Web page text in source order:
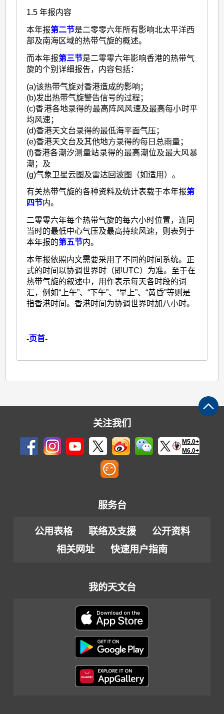
1.5 年报内容
本年报第二节是二零零六年所有影响北太平洋西
部及南海区域的热带气旋的概述。
而本年报第三节是二零零六年影响香港的热带气
旋的个别详细报告，内容包括：
(a)该热带气旋对香港造成的影响；
(b)发出热带气旋警告信号的过程；
(c)香港各地录得的最高阵风风速及最高每小时平
均风速；
(d)香港天文台录得的最低海平面气压；
(e)香港天文台及其他地方录得的每日总雨量；
(f)香港各潮汐测量站录得的最高潮位及最大风暴
潮；及
(g)气象卫星云图及雷达回波图（如适用）。
有关热带气旋的各种资料及统计表载于本年报第
四节内。
二零零六年每个热带气旋的每六小时位置，连同
当时的最低中心气压及最高持续风速，则表列于
本年报的第五节内。
本年报依照内文需要采用了不同的时间系统。正
式的时间以协调世界时（即UTC）为准。至于在
热带气旋的叙述中，用作表示每天各时段的词
汇，例如“上午”、“下午”、“早上”、“黄昏”等则是
指香港时间。香港时间为协调世界时加八小时。
-页首-
关注我们
M5.0+
M6.0+
服务台
公用表格 联络及支援
公开资料
相关网址
快速用户指南
我的天文台